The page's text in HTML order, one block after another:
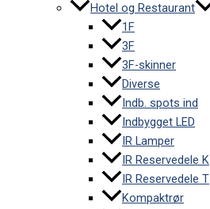
Hotel og Restaurant
1F
3F
3F-skinner
Diverse
Indb. spots ind
Indbygget LED
IR Lamper
IR Reservedele K
IR Reservedele T
Kompaktrør